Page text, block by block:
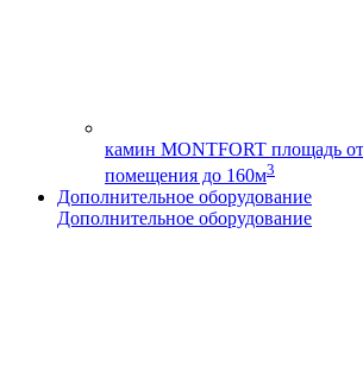
камин MONTFORT площадь
помещения до 160м3
Дополнительное оборудование
Дополнительное оборудование